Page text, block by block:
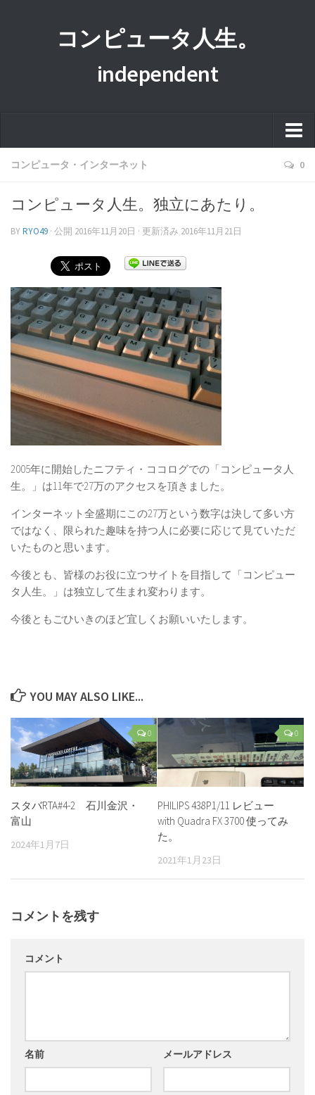
コンピュータ人生。
independent
ホーム
プライバシーポリシー
運営者情報
コンピュータ・インターネット 0
コンピュータ人生。独立にあたり。
BYRYO49 · 公開 2016年11月20日 · 更新済み 2016年11月21日
2005年に開始したニフティ・ココログでの「コンピュータ人
生。」は11年で27万のアクセスを頂きました。
インターネット全盛期にこの27万という数字は決して多い方
ではなく、限られた趣味を持つ人に必要に応じて見ていただ
いたものと思います。
今後とも、皆様のお役に立つサイトを目指して「コンピュー
タ人生。」は独立して生まれ変わります。
今後ともごひいきのほど宜しくお願いいたします。
YOU MAY ALSO LIKE...
0
スタバRTA#4-2 石川金沢・
富山
2024年1月7日
0
PHILIPS 438P1/11 レビュー
with Quadra FX 3700 使ってみ
た。
2021年1月23日
コメントを残す
コメント
名前 メールアドレス